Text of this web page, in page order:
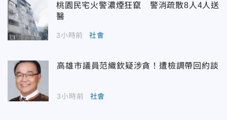
桃園民宅火警濃煙狂竄 警消疏散8人4人送
醫
3小時前 社會
高雄市議員范織欽疑涉貪！遭檢調帶回約談
3小時前 社會